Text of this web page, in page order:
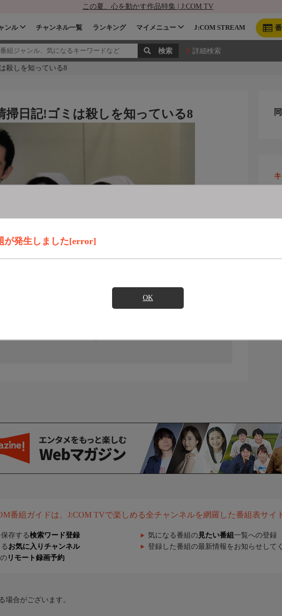
この夏、心を動かす作品特集 | J:COM TV
ンル チャンネル一覧 ランキング マイメニュー J:COM STREAM
詳細検索
殺しを知っている8
が発生しました[error]
OK
掃日記!ゴミは殺しを知っている8
番組ガイドは、J:COM TVで楽しめる全チャンネルを網羅した番組表サイ
存する検索ワード登録 気になる番組の 見たい番組 一覧への登録
お気に入りチャンネル 登録した番組の最新情報をお知らせして
リモート録画予約
場合がございます。